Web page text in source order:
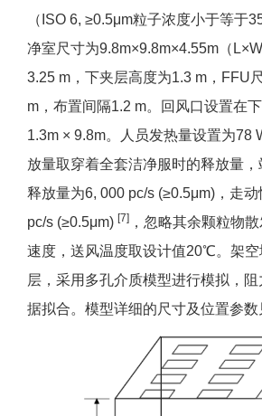
（ISO 6, ≥0.5μm粒子浓度小于等于
净室尺寸为9.8m×9.8m×4.55m（
3.25 m，下夹层高度为1.3 m，FFU
m，布置间隔1.2 m。回风口设置在
1.3m × 9.8m。人员发热量设置为78
放量取穿着全套洁净服时的释放量
释放量为6, 000 pc/s (≥0.5μm)，走
pc/s (≥0.5μm) [7] ，忽略其余颗粒物
速度，送风温度取设计值20℃。架空
层，采用多孔介质模型进行模拟，
据拟合。模型详细的尺寸及位置参数